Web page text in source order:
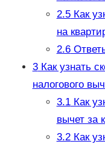
2.5Как
на
2.6
3Как узнать
налогового
3.1Как
вычет за
3.2Как